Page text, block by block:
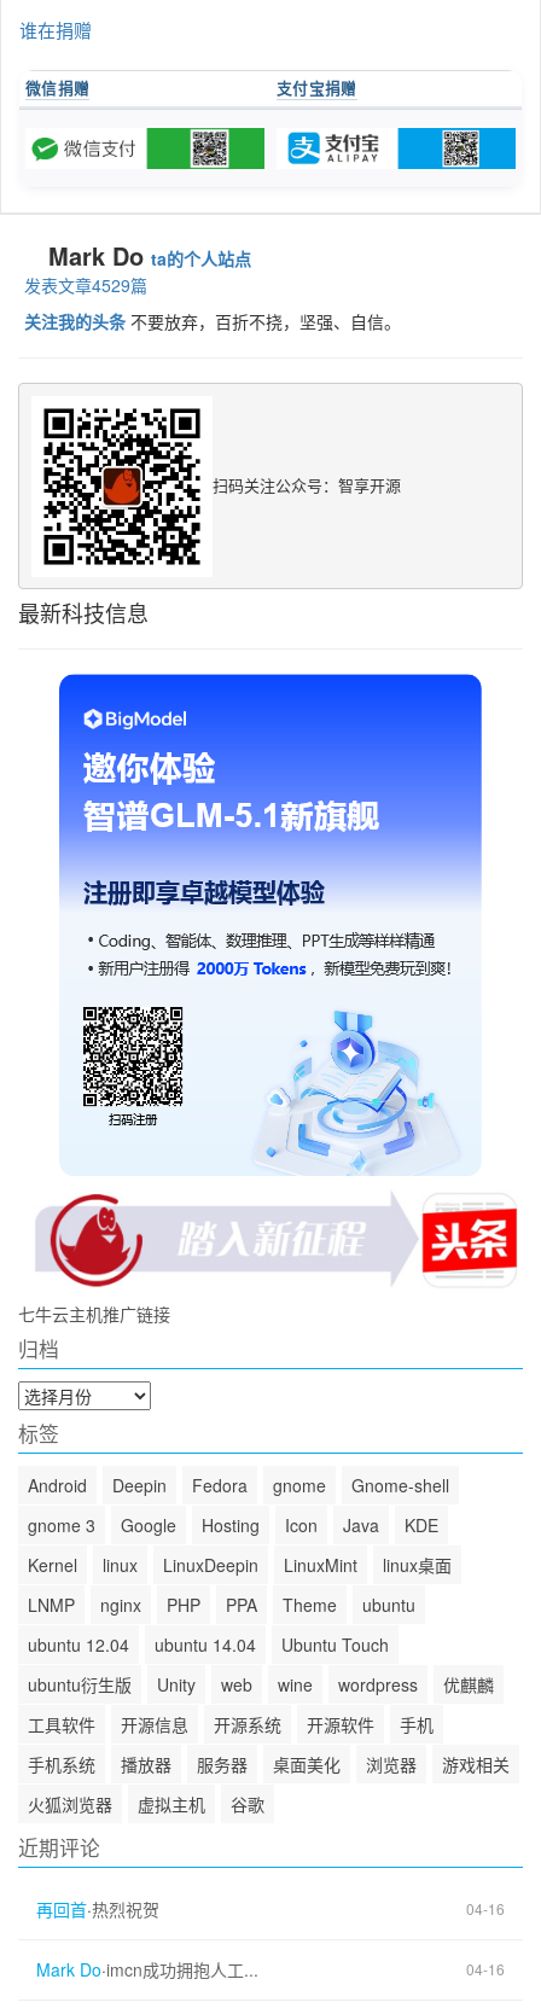
谁在捐赠
微信捐赠 支付宝捐赠
Mark Do ta的个人站点
发表文章4529篇
关注我的头条 不要放弃，百折不挠，坚强、自信。
扫码关注公众号：智享开源
最新科技信息
七牛云主机推广链接
归档
归
档
标签
Android Deepin Fedora gnome
Gnome-shell
gnome 3
Google Hosting Icon Java
KDE
Kernel
linux LinuxDeepin LinuxMint
linux桌面
LNMP
nginx PHP PPA Theme
ubuntu
ubuntu 12.04
ubuntu 14.04
Ubuntu Touch
ubuntu衍生版
Unity web wine wordpress
优麒麟
工具软件
开源信息 开源系统 开源软件
手机
手机系统
播放器 服务器 桌面美化 浏览器
游戏相关
火狐浏览器
虚拟主机 谷歌
近期评论
再回首·热烈祝贺 04-16
Mark Do·imcn成功拥抱人工... 04-16